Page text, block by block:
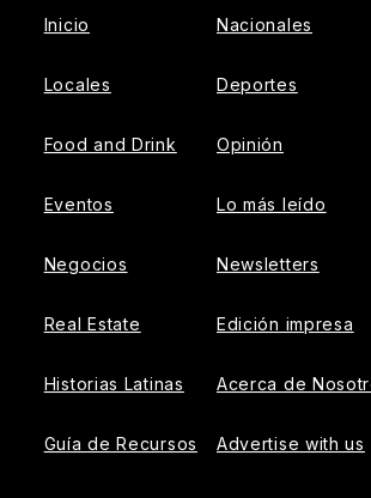
Inicio
Locales
Food and Drink
Eventos
Negocios
Real Estate
Historias Latinas
Guía de Recursos
Nacionales
Deportes
Opinión
Lo más leído
Newsletters
Edición impresa
Acerca de
Advertise with us